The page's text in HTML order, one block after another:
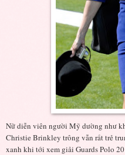
Nữ diễn viên người Mỹ dường như
Christie Brinkley trông vẫn rất trẻ
xanh khi tới xem giải Guards Polo